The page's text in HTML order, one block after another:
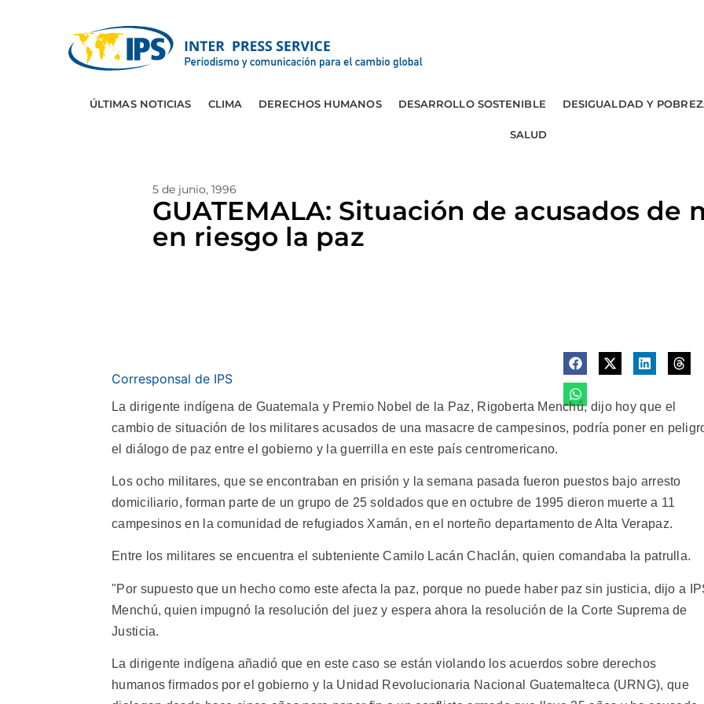
ÚLTIMAS NOTICIAS CLIMA DERECHOS HUMANOS DESARROLLO SOSTENIBLE DESIGUALDAD Y
SALUD
5 de junio, 1996
GUATEMALA: Situación de acusados de
en riesgo la paz
Corresponsal de IPS
La dirigente indígena de Guatemala y Premio Nobel de la Paz, Rigoberta Menchú, dijo hoy que el
cambio de situación de los militares acusados de una masacre de campesinos, podría poner en
el diálogo de paz entre el gobierno y la guerrilla en este país centromericano.
Los ocho militares, que se encontraban en prisión y la semana pasada fueron puestos bajo arresto
domiciliario, forman parte de un grupo de 25 soldados que en octubre de 1995 dieron muerte a 11
campesinos en la comunidad de refugiados Xamán, en el norteño departamento de Alta Verapaz.
Entre los militares se encuentra el subteniente Camilo Lacán Chaclán, quien comandaba la patrulla.
"Por supuesto que un hecho como este afecta la paz, porque no puede haber paz sin justicia, dijo a
Menchú, quien impugnó la resolución del juez y espera ahora la resolución de la Corte Suprema de
Justicia.
La dirigente indígena añadió que en este caso se están violando los acuerdos sobre derechos
humanos firmados por el gobierno y la Unidad Revolucionaria Nacional Guatemalteca (URNG), que